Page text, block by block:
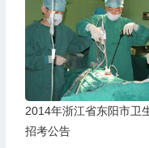
2014年浙江省东阳市卫
招考公告